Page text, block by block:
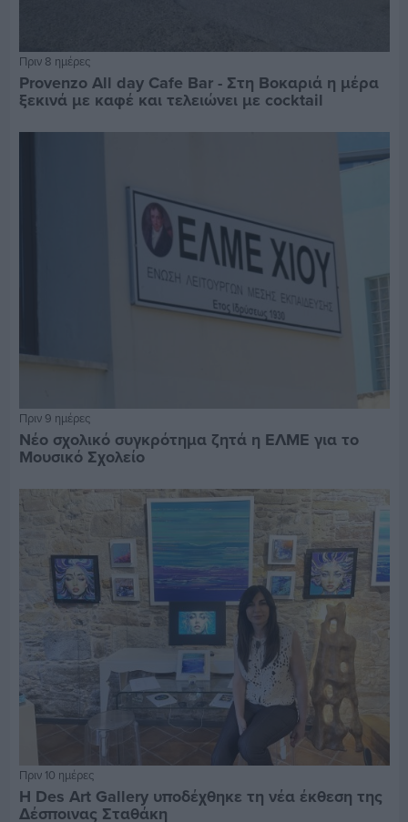
Πριν 8 ημέρες
Provenzo All day Cafe Bar - Στη Βοκαριά η μέρα
ξεκινά με καφέ και τελειώνει με cocktail
Πριν 9 ημέρες
Νέο σχολικό συγκρότημα ζητά η ΕΛΜΕ για το
Μουσικό Σχολείο
Πριν 10 ημέρες
Η Des Art Gallery υποδέχθηκε τη νέα έκθεση της
Δέσποινας Σταθάκη